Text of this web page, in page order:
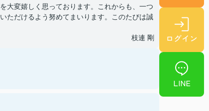
ログイン
LINE
大変嬉しく思っております。これからも、一つ
ただけるよう努めてまいります。このたびは誠
枝連 剛